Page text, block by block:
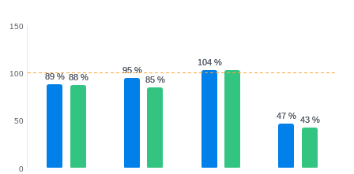
89 %
89 %
95 %
95 %
104 %
104 %
47 %
47 %
88 %
88 % 85 %
85 %
43 %
43 %
0
50
100
150